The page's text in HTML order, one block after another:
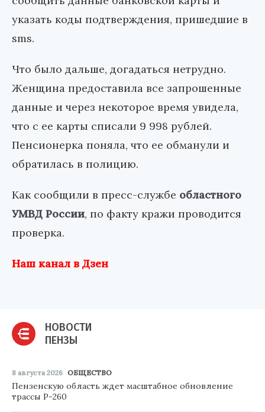
указать коды подтверждения, пришедшие в
sms.
Что было дальше, догадаться нетрудно.
Женщина предоставила все запрошенные
данные и через некоторое время увидела,
что с ее карты списали 9 998 рублей.
Пенсионерка поняла, что ее обманули и
обратилась в полицию.
Как сообщили в пресс-службе областного
УМВД России, по факту кражи проводится
проверка.
Наш канал в Дзен
НОВОСТИ
ПЕНЗЫ
8 августа 2026 ОБЩЕСТВО
Пензенскую область ждет масштабное обновление
трассы Р-260